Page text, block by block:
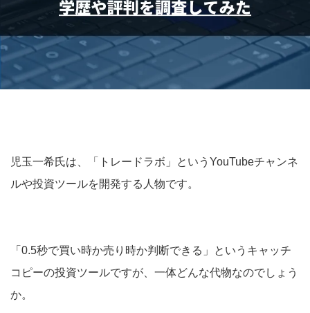
児玉一希氏は、「トレードラボ」というYouTubeチャンネ
ルや投資ツールを開発する人物です。
「0.5秒で買い時か売り時か判断できる」というキャッチ
コピーの投資ツールですが、一体どんな代物なのでしょう
か。